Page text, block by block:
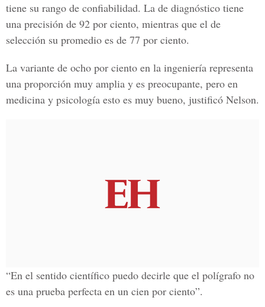
tiene su rango de confiabilidad. La de diagnóstico tiene
una precisión de 92 por ciento, mientras que el de
selección su promedio es de 77 por ciento.
La variante de ocho por ciento en la ingeniería representa
una proporción muy amplia y es preocupante, pero en
medicina y psicología esto es muy bueno, justificó Nelson.
“En el sentido científico puedo decirle que el polígrafo no
es una prueba perfecta en un cien por ciento”.